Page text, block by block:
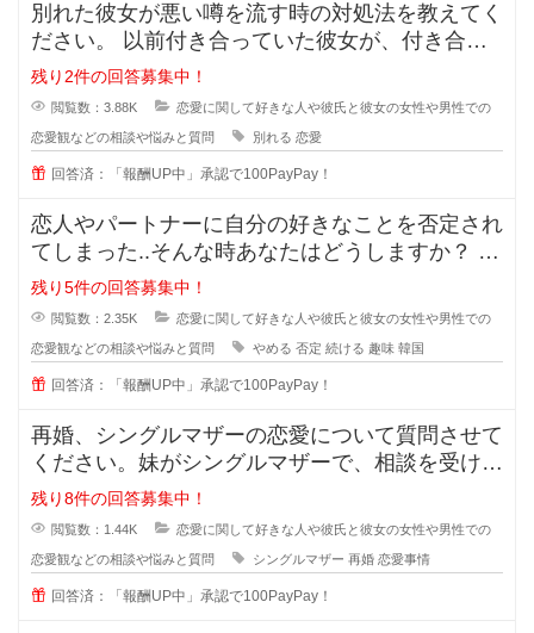
別れた彼女が悪い噂を流す時の対処法を教えてく
ださい。 以前付き合っていた彼女が、付き合っ
ている時のことを周囲に平気
残り2件の回答募集中！
閲覧数：3.88K 恋愛に関して好きな人や彼氏と彼女の女性や男性での
恋愛観などの相談や悩みと質問 別れる 恋愛
回答済：「報酬UP中」承認で100PayPay！
恋人やパートナーに自分の好きなことを否定され
てしまった..そんな時あなたはどうしますか？ 私
は元々韓国が好きで、韓
残り5件の回答募集中！
閲覧数：2.35K 恋愛に関して好きな人や彼氏と彼女の女性や男性での
恋愛観などの相談や悩みと質問 やめる 否定 続ける 趣味 韓国
回答済：「報酬UP中」承認で100PayPay！
再婚、シングルマザーの恋愛について質問させて
ください。妹がシングルマザーで、相談を受けた
のですが私も悩んでおり、皆さんの
残り8件の回答募集中！
閲覧数：1.44K 恋愛に関して好きな人や彼氏と彼女の女性や男性での
恋愛観などの相談や悩みと質問 シングルマザー 再婚 恋愛事情
回答済：「報酬UP中」承認で100PayPay！